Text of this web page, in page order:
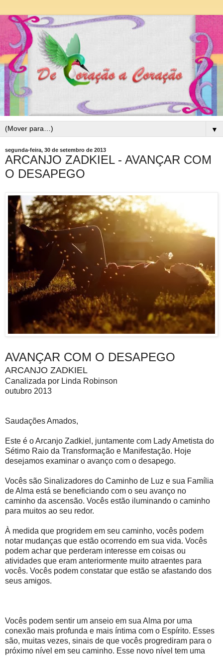
▼
segunda-feira, 30 de setembro de 2013
ARCANJO ZADKIEL - AVANÇAR COM
O DESAPEGO
AVANÇAR COM O DESAPEGO
ARCANJO ZADKIEL
Canalizada por Linda Robinson
outubro 2013
Saudações Amados,
Este é o Arcanjo Zadkiel, juntamente com Lady Ametista do
Sétimo Raio da Transformação e Manifestação. Hoje
desejamos examinar o avanço com o desapego.
Vocês são Sinalizadores do Caminho de Luz e sua Família
de Alma está se beneficiando com o seu avanço no
caminho da ascensão. Vocês estão iluminando o caminho
para muitos ao seu redor.
À medida que progridem em seu caminho, vocês podem
notar mudanças que estão ocorrendo em sua vida. Vocês
podem achar que perderam interesse em coisas ou
atividades que eram anteriormente muito atraentes para
vocês. Vocês podem constatar que estão se afastando dos
seus amigos.
Vocês podem sentir um anseio em sua Alma por uma
conexão mais profunda e mais íntima com o Espírito. Esses
são, muitas vezes, sinais de que vocês progrediram para o
próximo nível em seu caminho. Esse novo nível tem uma